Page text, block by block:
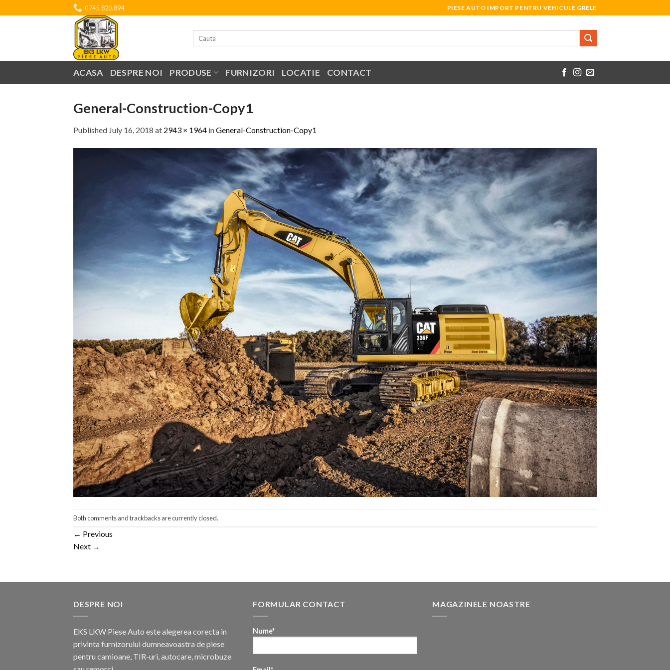
to
0745.820.894 PIESE AUTO IMPORT PENTRU VEHICULE GRELE
ACASA DESPRE NOI PRODUSE FURNIZORI LOCATIE CONTACT
General-Construction-Copy1
Published July 16, 2018 at 2943 × 1964 inGeneral-Construction-Copy1
Both comments and trackbacks are currently closed.
← Previous
Next →
DESPRE NOI
EKS LKW Piese Auto este alegerea corecta in
privinta furnizorului dumneavoastra de piese
pentru camioane, TIR-uri, autocare, microbuze
FORMULAR CONTACT
Nume*
MAGAZINELE NOASTRE